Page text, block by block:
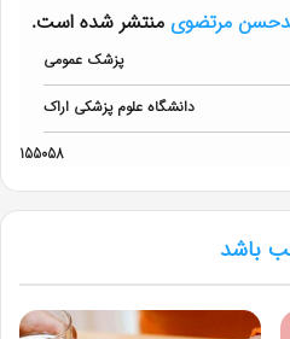
مرتضوی منتشر شده است.
پزشک عمومی
دانشگاه علوم پزشکی اراک
155058
باشد